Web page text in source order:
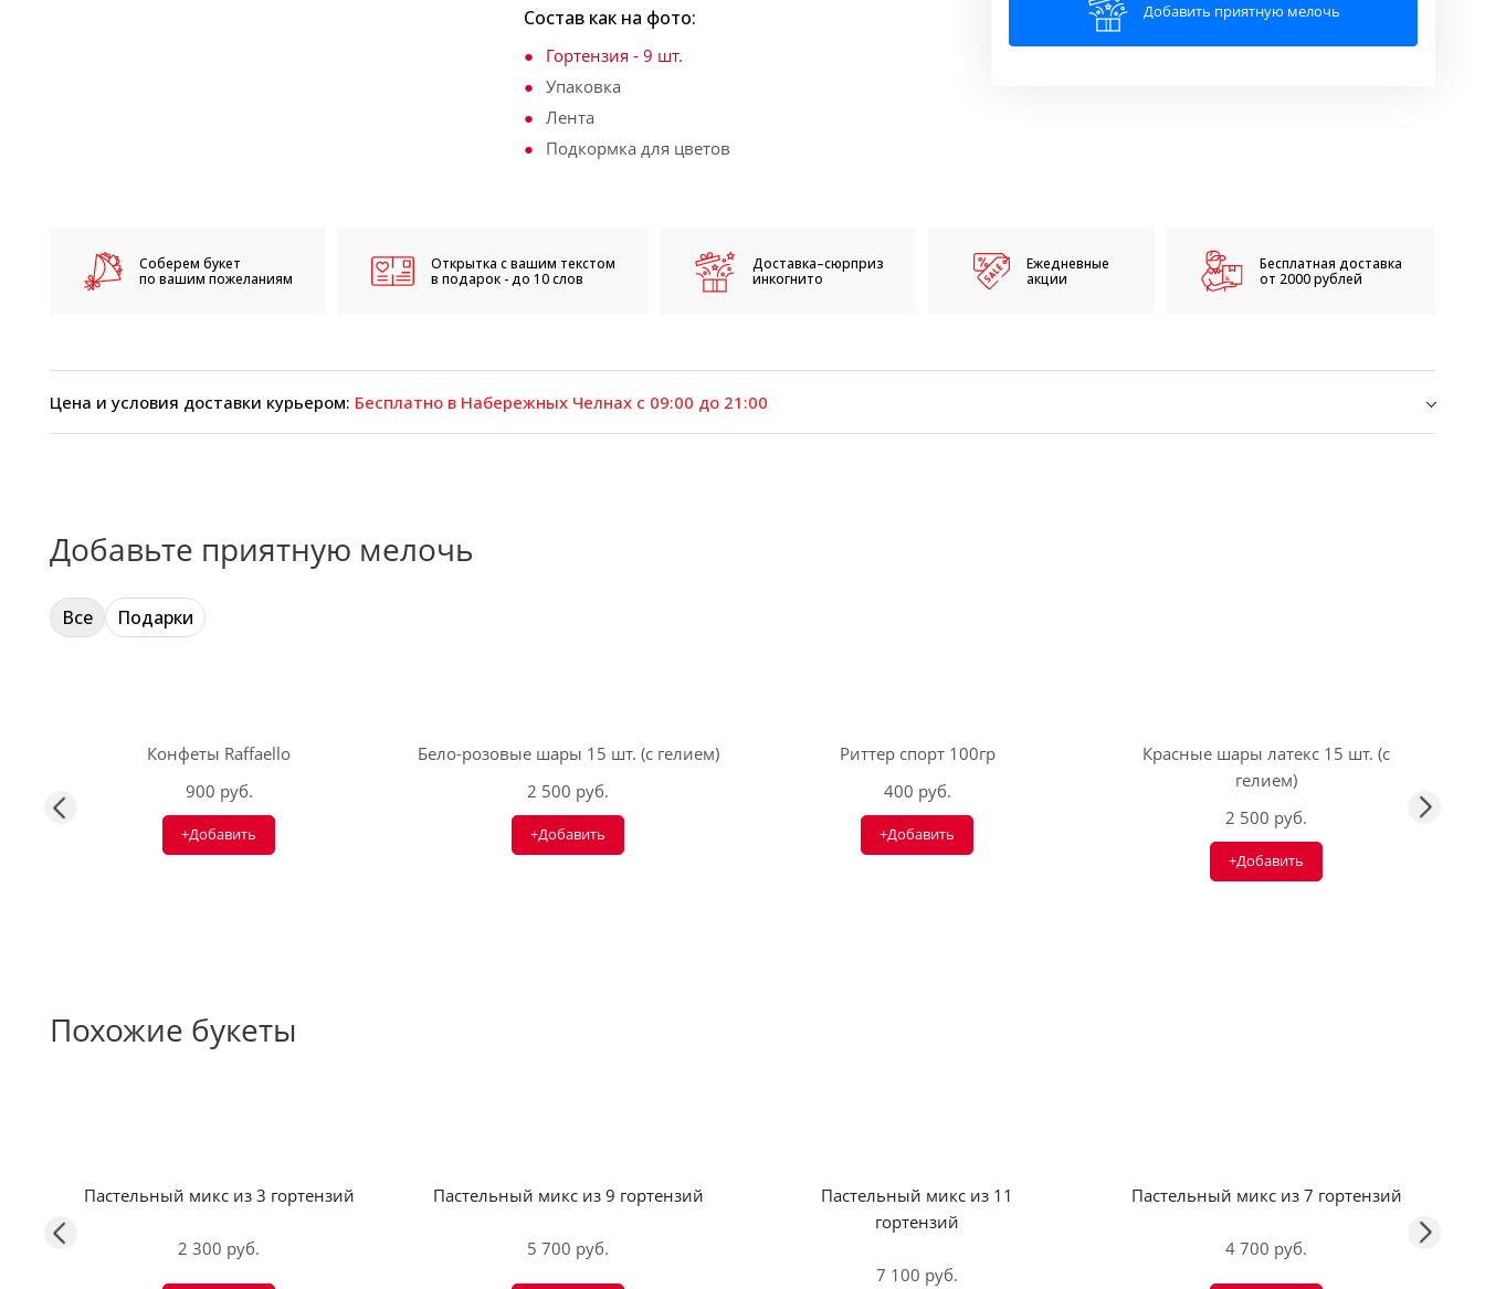
Состав как на фото:
Гортензия - 9 шт.
Упаковка
Лента
Подкормка для цветов
Добавить приятную мелочь
Соберем букет
по вашим пожеланиям
Открытка с вашим текстом
в подарок - до 10 слов
Доставка–сюрприз
инкогнито
Ежедневные
акции
Бесплатная доставка
от 2000 рублей
Цена и условия доставки курьером: Бесплатно в Набережных Челнах с 09:00 до 21:00
Добавьте приятную мелочь
Все Подарки
Конфеты Raffaello
900 руб.
+Добавить
Бело-розовые шары 15 шт. (с гелием)
2 500 руб.
+Добавить
Риттер спорт 100гр
400 руб.
+Добавить
Красные шары латекс 15 шт. (с
гелием)
2 500 руб.
+Добавить
Похожие букеты
Пастельный микс из 3 гортензий
2 300 руб.
Пастельный микс из 9 гортензий
5 700 руб.
Пастельный микс из 11
гортензий
7 100 руб.
Пастельный микс из 7 гортензий
4 700 руб.